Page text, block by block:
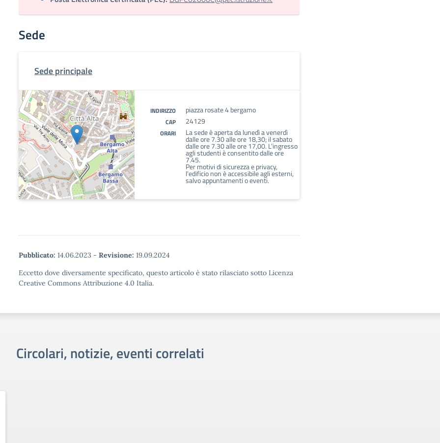
Sede
Sede principale
INDIRIZZO piazza rosate 4 bergamo
CAP 24129
ORARI La sede è aperta da lunedì a venerdì
dalle ore 7.30 alle ore 18,30; il sabato
dalle ore 7.30 alle ore 17,00. L’ingresso
agli studenti è consentito dalle ore
7.45.
Per motivi di sicurezza e privacy,
l'edificio non è accessibile agli esterni,
salvo appuntamenti o eventi.
Pubblicato: 14.06.2023 - Revisione: 19.09.2024
Eccetto dove diversamente specificato, questo articolo è stato rilasciato sotto Licenza
Creative Commons Attribuzione 4.0 Italia.
Circolari, notizie, eventi correlati